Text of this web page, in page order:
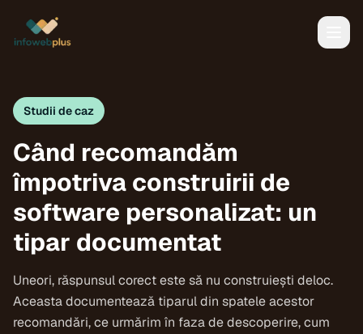
Studii de caz
Când recomandăm
împotriva construirii de
software personalizat: un
tipar documentat
Uneori, răspunsul corect este să nu construiești deloc.
Aceasta documentează tiparul din spatele acestor
recomandări, ce urmărim în faza de descoperire, cum